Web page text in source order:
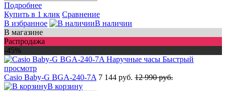
Подробнее
Купить в 1 клик Сравнение
В избранное
В наличии
В магазине
Распродажа
-45%
Быстрый
просмотр
Casio Baby-G BGA-240-7A 7 144 руб. 12 990 руб.
В корзину